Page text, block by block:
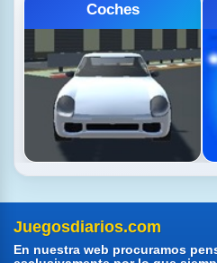
Deportes
Juegosdiarios.com
En nuestra web procuramos